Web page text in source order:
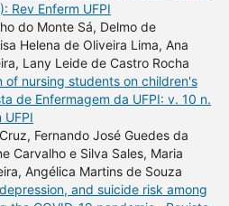
Rev Enferm UFPI
do Monte Sá, Delmo de
Helena de Oliveira Lima, Ana
Lany Leide de Castro Rocha
of nursing students on children's
de Enfermagem da UFPI: v. 10 n.
UFPI
Fernando José Guedes da
Carvalho e Silva Sales, Maria
Angélica Martins de Souza
and suicide risk among